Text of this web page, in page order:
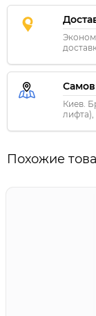
Киев.
лифта),
Похожие